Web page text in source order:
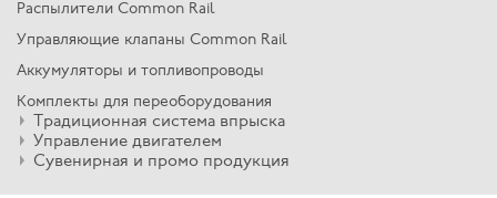
Распылители Common Rail
Управляющие клапаны Common Rail
Аккумуляторы и топливопроводы
Комплекты для переоборудования
Традиционная система впрыска
Управление двигателем
Сувенирная и промо продукция